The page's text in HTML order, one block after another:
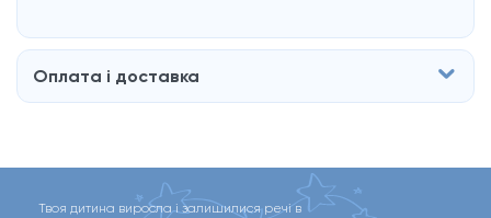
Оплата і доставка
Твоя дитина виросла і залишилися речі в